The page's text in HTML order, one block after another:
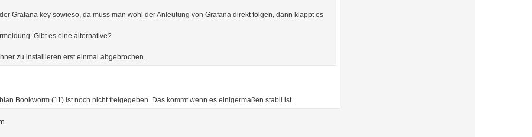
Grafana key sowieso, da muss man wohl der Anleutung von Grafana direkt folgen, dann klappt es
Gibt es eine alternative?
zu installieren erst einmal abgebrochen.
Bookworm (11) ist noch nicht freigegeben. Das kommt wenn es einigermaßen stabil ist.